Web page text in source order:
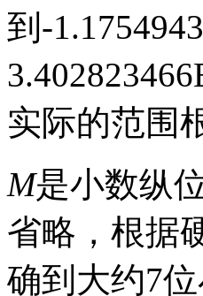
到 -
实际的范围
M是小数纵
省略，根据
确到大约7位